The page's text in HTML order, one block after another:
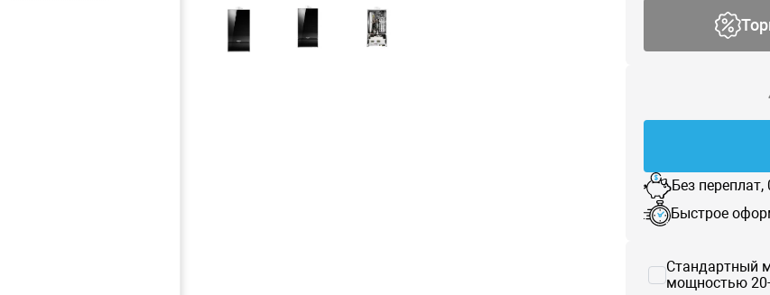
Без переплат,
Быстрое
Стандартный
мощностью